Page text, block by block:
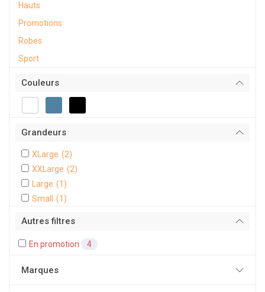
Hauts
Promotions
Robes
Sport
Couleurs
Grandeurs
XLarge (2)
XXLarge (2)
Large (1)
Small
(1)
Autres filtres
En promotion 4
Marques